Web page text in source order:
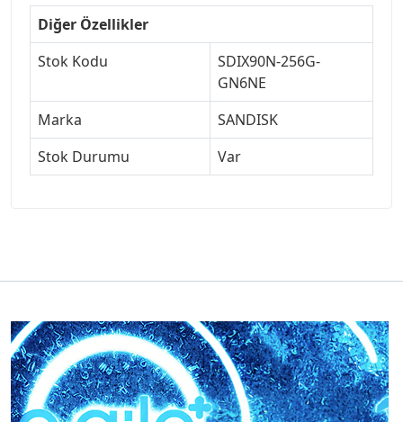
Diğer Özellikler
Stok Kodu
SDIX90N-256G-
GN6NE
Marka
SANDISK
Stok Durumu
Var